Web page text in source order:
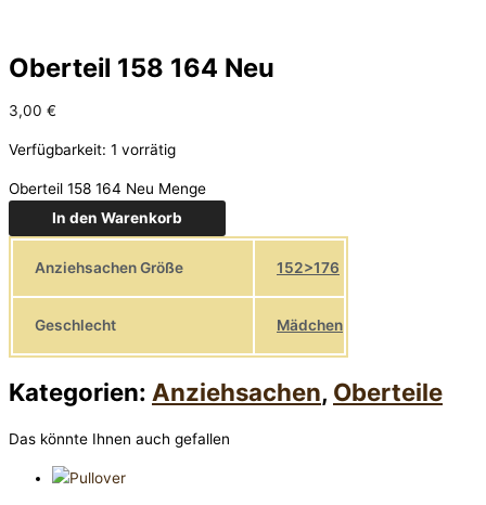
Oberteil 158 164 Neu
3,00 €
Verfügbarkeit: 1 vorrätig
Oberteil 158 164 Neu Menge
In den Warenkorb
Anziehsachen Größe 152>176
Geschlecht Mädchen
Kategorien: Anziehsachen, Oberteile
Das könnte Ihnen auch gefallen